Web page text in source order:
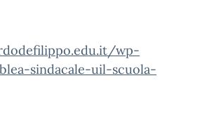
wp-
sindacale-uil-scuola-